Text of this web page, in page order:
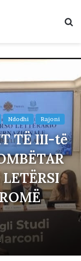
Ndodhi Rajoni
TË III-të